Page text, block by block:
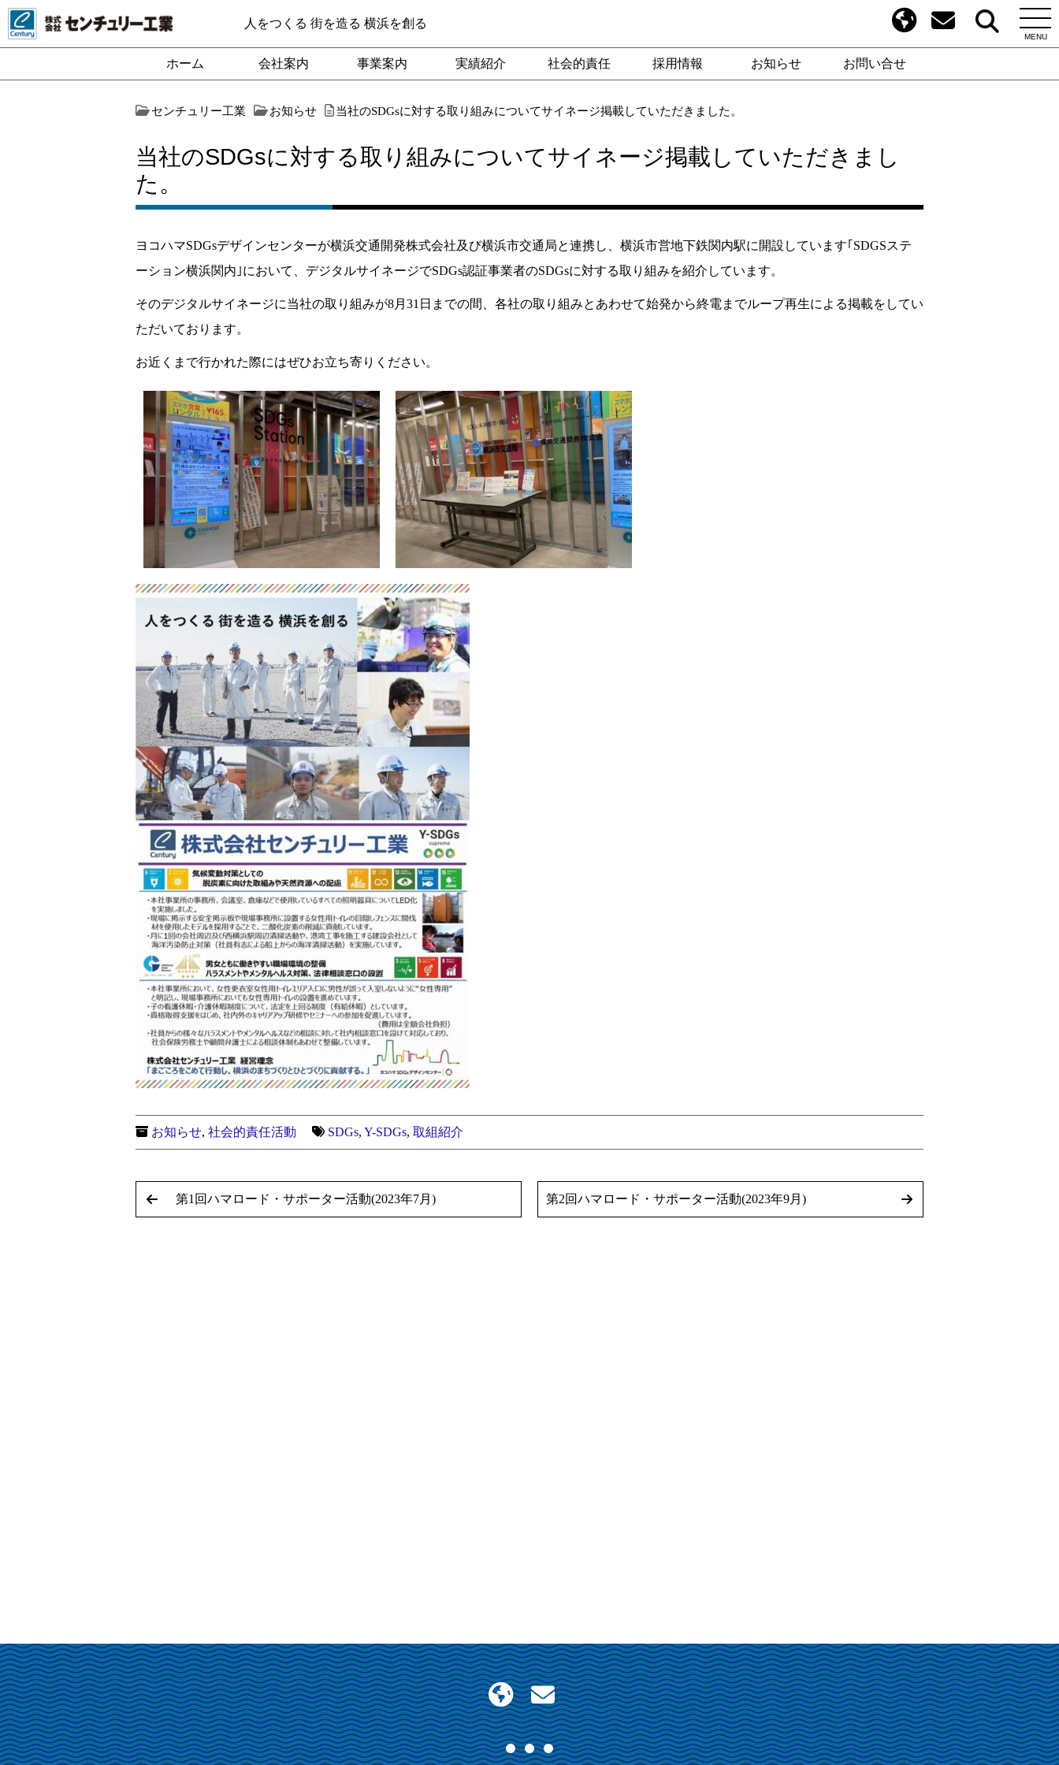
人をつくる 街を造る 横浜を創る
MENU
ホーム 会社案内 事業案内 実績紹介 社会的責任 採用情報 お知らせ お問い合せ
センチュリー工業 お知らせ 当社のSDGsに対する取り組みについてサイネージ掲載していただきました。
当社のSDGsに対する取り組みについてサイネージ掲載していただきまし
た。
ヨコハマSDGsデザインセンターが横浜交通開発株式会社及び横浜市交通局と連携し、横浜市営地下鉄関内駅に開設しています｢SDGSステ
ーション横浜関内｣において、デジタルサイネージでSDGs認証事業者のSDGsに対する取り組みを紹介しています。
そのデジタルサイネージに当社の取り組みが8月31日までの間、各社の取り組みとあわせて始発から終電までループ再生による掲載をしてい
ただいております。
お近くまで行かれた際にはぜひお立ち寄りください。
お知らせ, 社会的責任活動 SDGs, Y-SDGs, 取組紹介
第1回ハマロード・サポーター活動(2023年7月) 第2回ハマロード・サポーター活動(2023年9月)